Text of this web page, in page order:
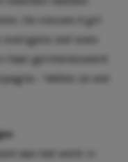
De nieuwe
it-girl
wel even
geïnteresseerd
: ‘Weten ze wel
aan het werk in